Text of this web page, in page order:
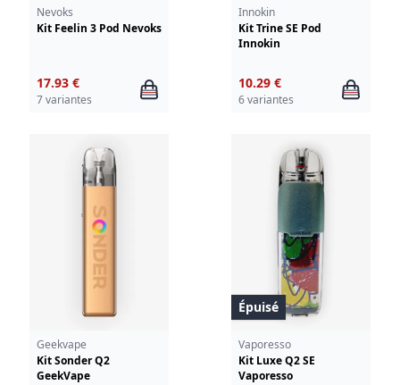
Nevoks
Kit Feelin 3 Pod Nevoks
17.93 €
7 variantes
Innokin
Kit Trine SE Pod
Innokin
10.29 €
6 variantes
Geekvape
Kit Sonder Q2
GeekVape
Épuisé
Vaporesso
Kit Luxe Q2 SE
Vaporesso